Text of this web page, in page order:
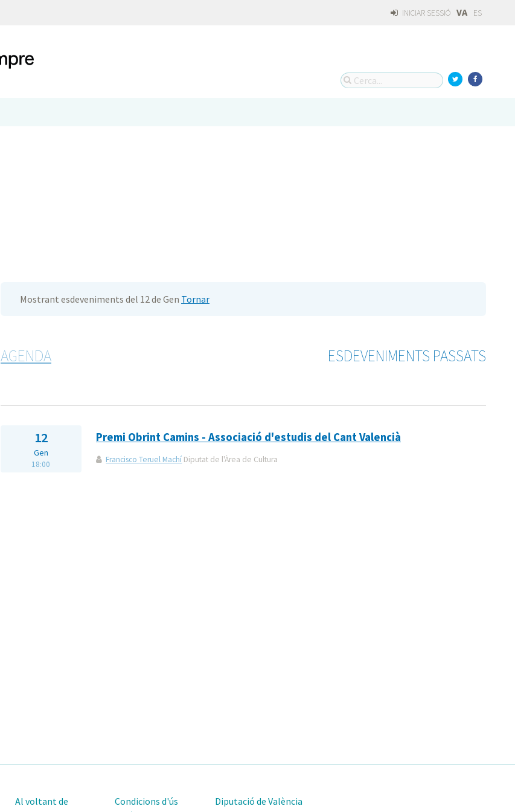
INICIAR SESSIÓ VA ES
Mostrant esdeveniments del 12 de Gen Tornar
AGENDA ESDEVENIMENTS PASSATS
12
Gen
18:00
Premi Obrint Camins - Associació d'estudis del Cant Valencià
Francisco Teruel Machí Diputat de l'Àrea de Cultura
Al voltant de
Condicions d'ús
Diputació de València